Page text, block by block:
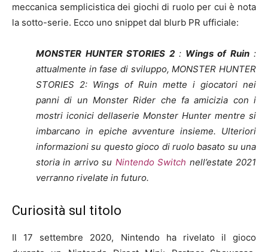
meccanica semplicistica dei giochi di ruolo per cui è nota
la sotto-serie. Ecco uno snippet dal blurb PR ufficiale:
MONSTER HUNTER STORIES 2: Wings of Ruin:
attualmente in fase di sviluppo, MONSTER HUNTER
STORIES 2: Wings of Ruin mette i giocatori nei
panni di un Monster Rider che fa amicizia con i
mostri iconici dellaserie Monster Hunter mentre si
imbarcano in epiche avventure insieme. Ulteriori
informazioni su questo gioco di ruolo basato su una
storia in arrivo su Nintendo Switch nell’estate 2021
verranno rivelate in futuro.
Curiosità sul titolo
Il 17 settembre 2020, Nintendo ha rivelato il gioco